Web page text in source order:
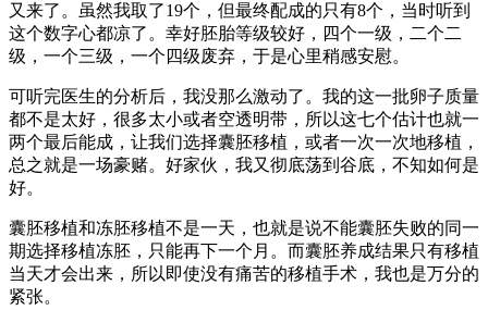
又来了。虽然我取了19个，但最终配成的只有8个，当时听到
这个数字心都凉了。幸好胚胎等级较好，四个一级，二个二
级，一个三级，一个四级废弃，于是心里稍感安慰。
可听完医生的分析后，我没那么激动了。我的这一批卵子质量
都不是太好，很多太小或者空透明带，所以这七个估计也就一
两个最后能成，让我们选择囊胚移植，或者一次一次地移植，
总之就是一场豪赌。好家伙，我又彻底荡到谷底，不知如何是
好。
囊胚移植和冻胚移植不是一天，也就是说不能囊胚失败的同一
期选择移植冻胚，只能再下一个月。而囊胚养成结果只有移植
当天才会出来，所以即使没有痛苦的移植手术，我也是万分的
紧张。